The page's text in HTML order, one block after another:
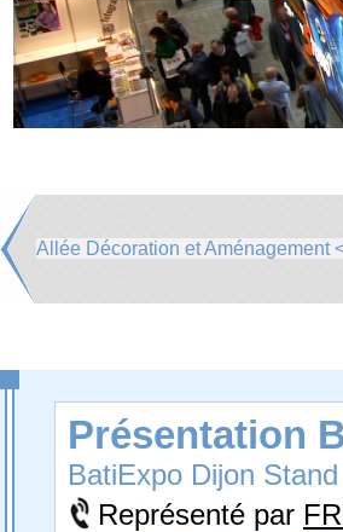
Allée Décoration et Aménagement
Présentation
BatiExpo Dijon Stand
Représenté par